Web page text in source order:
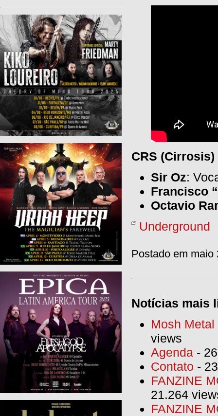
CRS (Cirrosis)
Sir Oz:
Francisco
Octavio
Underground
Postado em maio
Notícias mais
Mosh
views
Agenda -
Contato -
FANZINE
21.264
FANZINE